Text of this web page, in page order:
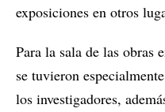
exposiciones en otros
Para la sala de las obras
se tuvieron
los investigadores,